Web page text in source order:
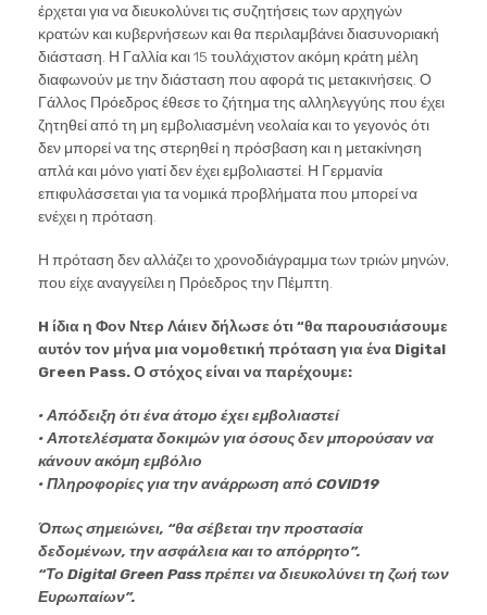
έρχεται για να διευκολύνει τις συζητήσεις των αρχηγών
κρατών και κυβερνήσεων και θα περιλαμβάνει διασυνοριακή
διάσταση. Η Γαλλία και 15 τουλάχιστον ακόμη κράτη μέλη
διαφωνούν με την διάσταση που αφορά τις μετακινήσεις. Ο
Γάλλος Πρόεδρος έθεσε το ζήτημα της αλληλεγγύης που έχει
ζητηθεί από τη μη εμβολιασμένη νεολαία και το γεγονός ότι
δεν μπορεί να της στερηθεί η πρόσβαση και η μετακίνηση
απλά και μόνο γιατί δεν έχει εμβολιαστεί. Η Γερμανία
επιφυλάσσεται για τα νομικά προβλήματα που μπορεί να
ενέχει η πρόταση.
Η πρόταση δεν αλλάζει το χρονοδιάγραμμα των τριών μηνών,
που είχε αναγγείλει η Πρόεδρος την Πέμπτη.
H ίδια η Φον Ντερ Λάιεν δήλωσε ότι “θα παρουσιάσουμε
αυτόν τον μήνα μια νομοθετική πρόταση για ένα Digital
Green Pass. Ο στόχος είναι να παρέχουμε:
• Απόδειξη ότι ένα άτομο έχει εμβολιαστεί
• Αποτελέσματα δοκιμών για όσους δεν μπορούσαν να
κάνουν ακόμη εμβόλιο
• Πληροφορίες για την ανάρρωση από COVID19
Όπως σημειώνει, “θα σέβεται την προστασία
δεδομένων, την ασφάλεια και το απόρρητο”.
“Το Digital Green Pass πρέπει να διευκολύνει τη ζωή των
Ευρωπαίων”.